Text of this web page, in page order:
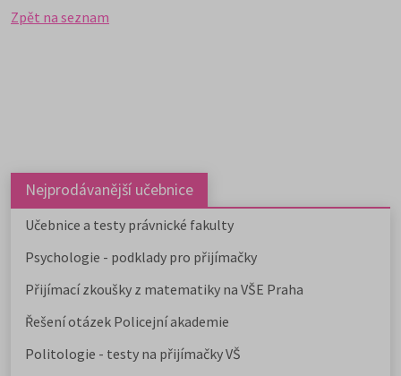
Zpět na seznam
Nejprodávanější učebnice
Učebnice a testy právnické fakulty
Psychologie - podklady pro přijímačky
Přijímací zkoušky z matematiky na VŠE Praha
Řešení otázek Policejní akademie
Politologie - testy na přijímačky VŠ